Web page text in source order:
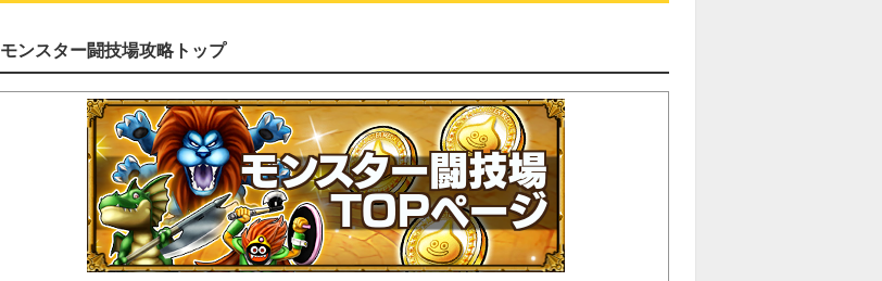
モンスター闘技場攻略トップ